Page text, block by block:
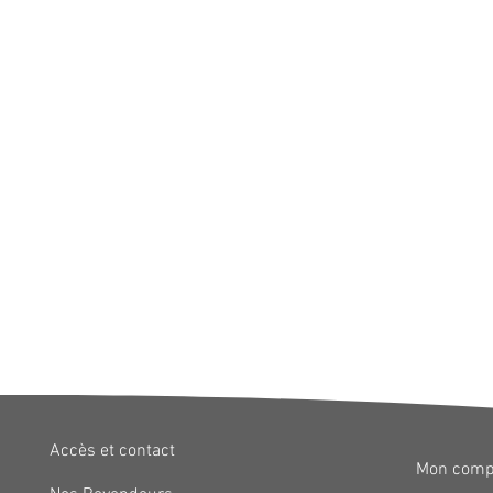
Accès et contact
Mon